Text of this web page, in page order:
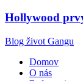
Hollywood
Blog život Gangu
Domov
O nás